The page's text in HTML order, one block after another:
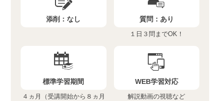
添削：なし 質問： あり
１日３問までOK！
標準学習期間
４ヵ月（受講開始から８ヵ月
WEB学習対応
解説動画の視聴など